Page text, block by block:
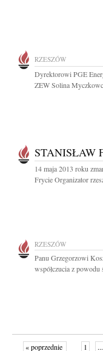
RZESZÓW
Dyrektorowi PGE
ZEW Solina
STANISŁAW
14 maja 2013 roku
Frycie Organizator
RZESZÓW
Panu Grzegorzowi
współczucia z powodu
« poprzednie 1 ...